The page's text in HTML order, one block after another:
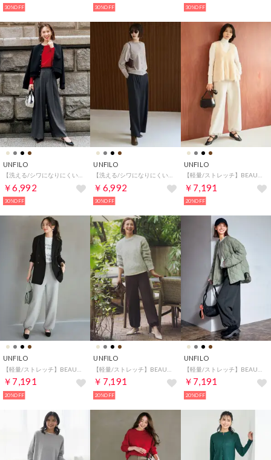
30%OFF 30%OFF 30%OFF
UNFILO
￥6,992
30%OFF
UNFILO
￥6,992
30%OFF
UNFILO
￥7,191
20%OFF
UNFILO
￥7,191
20%OFF
UNFILO
￥7,191
20%OFF
UNFILO
￥7,191
20%OFF